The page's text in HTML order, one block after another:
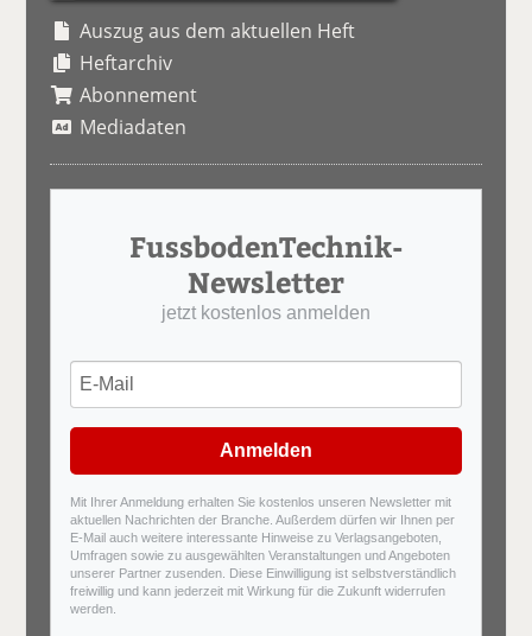
Auszug aus dem aktuellen Heft
Heftarchiv
Abonnement
Mediadaten
FussbodenTechnik-
Newsletter
jetzt kostenlos anmelden
Anmelden
Mit Ihrer Anmeldung erhalten Sie kostenlos unseren Newsletter mit
aktuellen Nachrichten der Branche. Außerdem dürfen wir Ihnen per
E-Mail auch weitere interessante Hinweise zu Verlagsangeboten,
Umfragen sowie zu ausgewählten Veranstaltungen und Angeboten
unserer Partner zusenden. Diese Einwilligung ist selbstverständlich
freiwillig und kann jederzeit mit Wirkung für die Zukunft widerrufen
werden.